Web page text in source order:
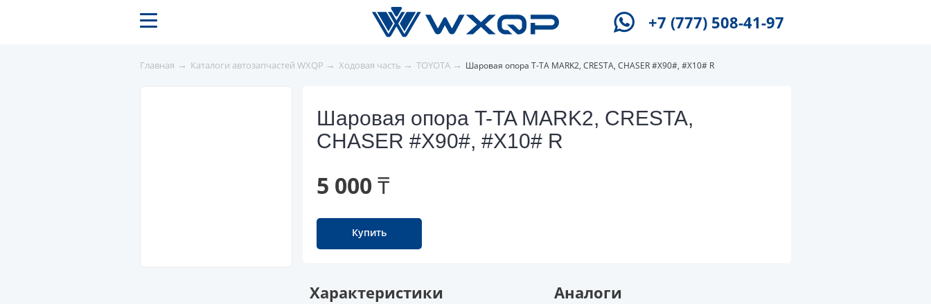
+7 (777) 508-41-97
Главная → Каталоги автозапчастей WXQP → Ходовая часть → TOYOTA → Шаровая опора T-TA MARK2, CRESTA, CHASER #X90#, #X10# R
Шаровая опора T-TA MARK2, CRESTA,
CHASER #X90#, #X10# R
5 000 ₸
Купить
Характеристики Аналоги